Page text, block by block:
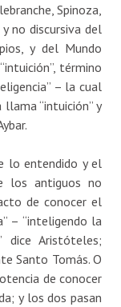
Spinoza,
no discursiva del
y del Mundo
término
– la cual
llama “intuición” y
lo entendido y el
los antiguos no
de conocer el
– “inteligendo la
dice Aristóteles;
Santo Tomás. O
de conocer
y los dos pasan